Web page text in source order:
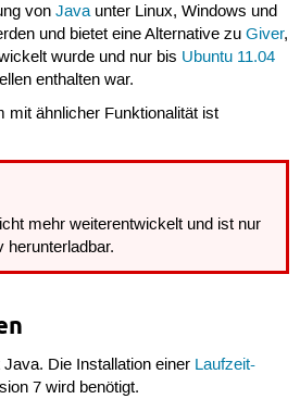
von Javaunter Linux, Windows und
und bietet eine Alternative zu Giver,
wurde und nur bis Ubuntu 11.04
enthalten war.
mit ähnlicher Funktionalität ist
mehr weiterentwickelt und ist nur
herunterladbar.
Die Installation einer Laufzeit-
7 wird benötigt.